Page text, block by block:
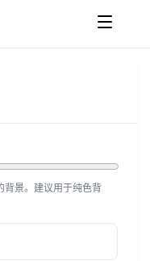
背景。建议用于纯色背